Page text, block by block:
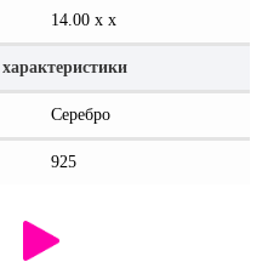
14.00 x x
Серебро
925